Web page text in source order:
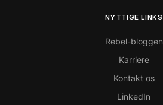
NYTTIGE LINKS
Rebel-bloggen
Karriere
Kontakt os
LinkedIn